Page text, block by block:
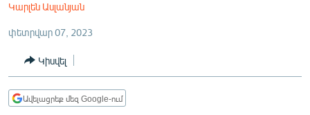
ՊԱՏԵՐԱԶՄԻ 6 ՇԱԲԱԹՆԵՐԸ
Կարլեն Ասլանյան
փետրվար 07, 2023
Կիսվել
Ավելացրեք մեզ Google-ում